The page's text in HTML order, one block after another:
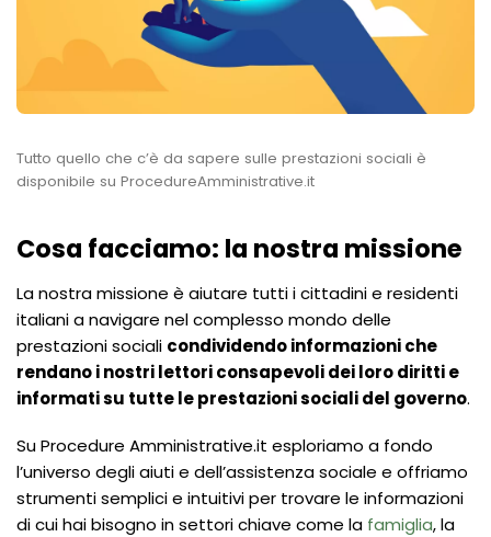
Tutto quello che c’è da sapere sulle prestazioni sociali è
disponibile su ProcedureAmministrative.it
Cosa facciamo: la nostra missione
La nostra missione è aiutare tutti i cittadini e residenti
italiani a navigare nel complesso mondo delle
prestazioni sociali condividendo informazioni che
rendano i nostri lettori consapevoli dei loro diritti e
informati su tutte le prestazioni sociali del governo.
Su Procedure Amministrative.it esploriamo a fondo
l’universo degli aiuti e dell’assistenza sociale e offriamo
strumenti semplici e intuitivi per trovare le informazioni
di cui hai bisogno in settori chiave come la famiglia, la